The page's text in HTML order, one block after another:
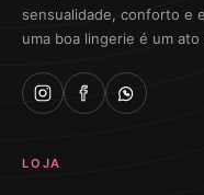
sensualidade, conforto e
uma boa lingerie é um
LOJA